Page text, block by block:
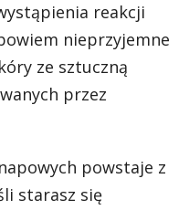
reakcji
nieprzyjemne
ze sztuczną
przez
powstaje z
starasz się